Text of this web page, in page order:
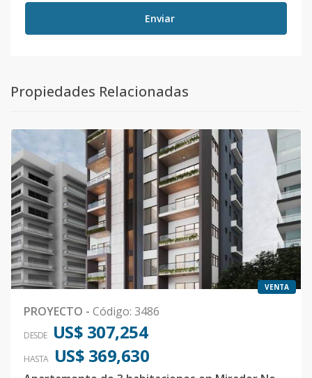
Enviar
Propiedades Relacionadas
VENTA
PROYECTO - Código: 3486
DESDE US$ 307,254
HASTA US$ 369,630